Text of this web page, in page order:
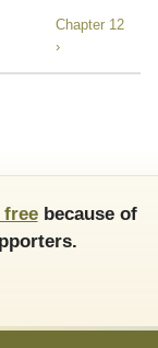
Chapter 12
›
because of